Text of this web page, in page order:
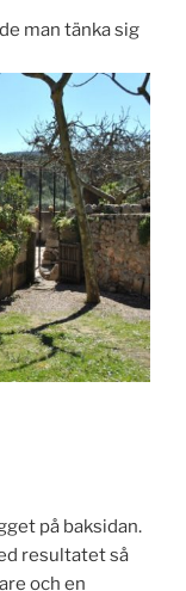
man tänka sig
på baksidan.
resultatet så
och en